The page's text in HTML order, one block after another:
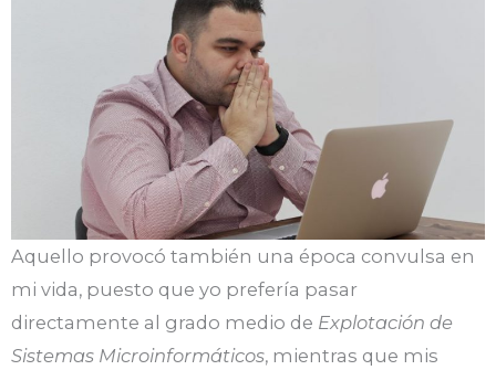
Aquello provocó también una época convulsa en
mi vida, puesto que yo prefería pasar
directamente al grado medio de Explotación de
Sistemas Microinformáticos, mientras que mis